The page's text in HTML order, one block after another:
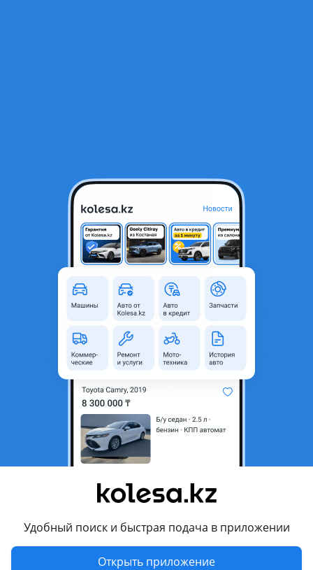
Удобный поиск и быстрая подача в приложении
Открыть приложение
Капот Mitsubishi L200
Астана, Акмолинская
область
Новая
Возможна рассрочка или
Да
Подходит на авто
Mitsubishi L200
2018 - н.в. 5 поколение рестайлинг (KJ/KK/KL), 2015 - 2019 5
поколение (KJ/KK/KL), 2013 - 2015 4 поколение рестайлинг
(KAxT/KBxT), 2006 - 2014 4 поколение (KAxT/KBxT)
Комментарий продавца